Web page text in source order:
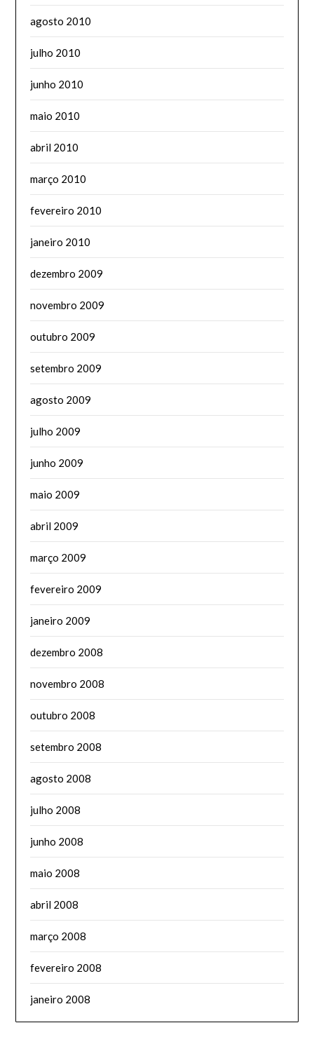
agosto 2010
julho 2010
junho 2010
maio 2010
abril 2010
março 2010
fevereiro 2010
janeiro 2010
dezembro 2009
novembro 2009
outubro 2009
setembro 2009
agosto 2009
julho 2009
junho 2009
maio 2009
abril 2009
março 2009
fevereiro 2009
janeiro 2009
dezembro 2008
novembro 2008
outubro 2008
setembro 2008
agosto 2008
julho 2008
junho 2008
maio 2008
abril 2008
março 2008
fevereiro 2008
janeiro 2008